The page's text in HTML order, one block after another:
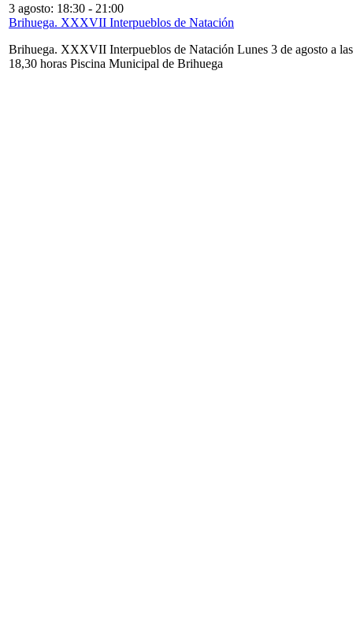
3 agosto: 18:30 - 21:00
Brihuega. XXXVII Interpueblos de Natación
Brihuega. XXXVII Interpueblos de Natación Lunes 3 de agosto a las
18,30 horas Piscina Municipal de Brihuega